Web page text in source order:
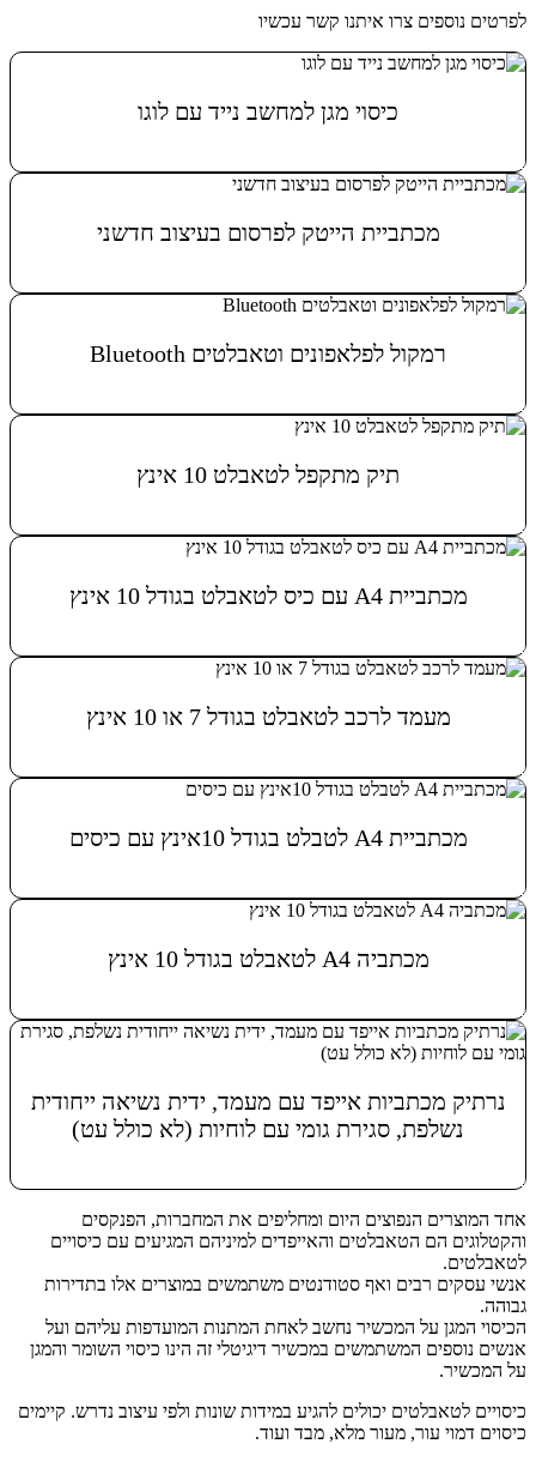
לפרטים נוספים צרו איתנו קשר עכשיו
כיסוי מגן למחשב נייד עם לוגו
מידע נוסף
מכתביית הייטק לפרסום בעיצוב חדשני
מידע נוסף
רמקול לפלאפונים וטאבלטים Bluetooth
מידע נוסף
תיק מתקפל לטאבלט 10 אינץ
מידע נוסף
מכתביית A4 עם כיס לטאבלט בגודל 10 אינץ
מידע נוסף
מעמד לרכב לטאבלט בגודל 7 או 10 אינץ
מידע נוסף
מכתביית A4 לטבלט בגודל 10אינץ עם כיסים
מידע נוסף
מכתביה A4 לטאבלט בגודל 10 אינץ
מידע נוסף
נרתיק מכתביות אייפד עם מעמד, ידית נשיאה ייחודית
נשלפת, סגירת גומי עם לוחיות (לא כולל עט)
מידע נוסף
אחד המוצרים הנפוצים היום ומחליפים את המחברות, הפנקסים
והקטלוגים הם הטאבלטים והאייפדים למיניהם המגיעים עם כיסויים
לטאבלטים.
אנשי עסקים רבים ואף סטודנטים משתמשים במוצרים אלו בתדירות
גבוהה.
הכיסוי המגן על המכשיר נחשב לאחת המתנות המועדפות עליהם ועל
אנשים נוספים המשתמשים במכשיר דיגיטלי זה הינו כיסוי השומר והמגן
על המכשיר.
כיסויים לטאבלטים יכולים להגיע במידות שונות ולפי עיצוב נדרש. קיימים
כיסוים דמוי עור, מעור מלא, מבד ועוד.